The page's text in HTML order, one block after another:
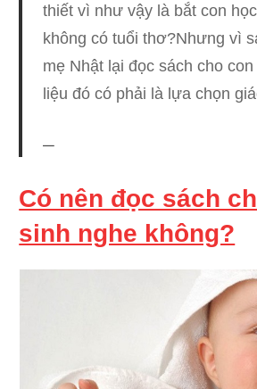
thiết vì như vậy là bắt con
không có tuổi thơ?Nhưng vì
mẹ Nhật lại đọc sách cho
liệu đó có phải là lựa chọn
Có nên đọc sách
sinh nghe không?